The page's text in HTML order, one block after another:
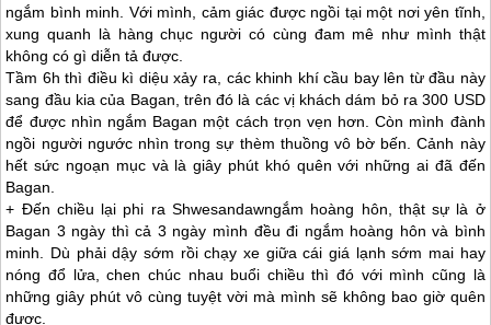
ngắm bình minh. Với mình, cảm giác được ngồi tại một nơi yên tĩnh,
xung quanh là hàng chục người có cùng đam mê như mình thật
không có gì diễn tả được.
Tầm 6h thì điều kì diệu xảy ra, các khinh khí cầu bay lên từ đầu này
sang đầu kia của Bagan, trên đó là các vị khách dám bỏ ra 300 USD
để được nhìn ngắm Bagan một cách trọn vẹn hơn. Còn mình đành
ngồi người ngước nhìn trong sự thèm thuồng vô bờ bến. Cảnh này
hết sức ngoạn mục và là giây phút khó quên với những ai đã đến
Bagan.
+ Đến chiều lại phi ra Shwesandawngắm hoàng hôn, thật sự là ở
Bagan 3 ngày thì cả 3 ngày mình đều đi ngắm hoàng hôn và bình
minh. Dù phải dậy sớm rồi chạy xe giữa cái giá lạnh sớm mai hay
nóng đổ lửa, chen chúc nhau buổi chiều thì đó với mình cũng là
những giây phút vô cùng tuyệt vời mà mình sẽ không bao giờ quên
được.